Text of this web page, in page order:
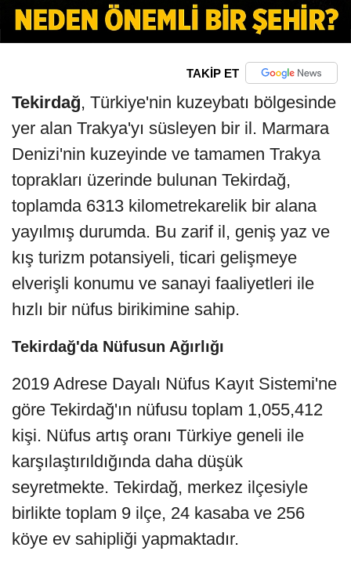
TAKİP ET
Tekirdağ, Türkiye'nin kuzeybatı bölgesinde
yer alan Trakya'yı süsleyen bir il. Marmara
Denizi'nin kuzeyinde ve tamamen Trakya
toprakları üzerinde bulunan Tekirdağ,
toplamda 6313 kilometrekarelik bir alana
yayılmış durumda. Bu zarif il, geniş yaz ve
kış turizm potansiyeli, ticari gelişmeye
elverişli konumu ve sanayi faaliyetleri ile
hızlı bir nüfus birikimine sahip.
Tekirdağ'da Nüfusun Ağırlığı
2019 Adrese Dayalı Nüfus Kayıt Sistemi'ne
göre Tekirdağ'ın nüfusu toplam 1,055,412
kişi. Nüfus artış oranı Türkiye geneli ile
karşılaştırıldığında daha düşük
seyretmekte. Tekirdağ, merkez ilçesiyle
birlikte toplam 9 ilçe, 24 kasaba ve 256
köye ev sahipliği yapmaktadır.